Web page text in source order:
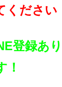
ください
登録あ
！